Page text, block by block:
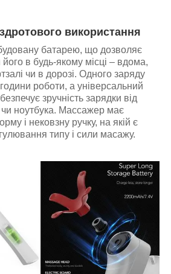
використання
батарею, що дозволяє
в будь-якому місці – вдома,
чи в дорозі. Одного заряду
роботи, а універсальний
зручність зарядки від
ноутбука. Массажер має
і нековзну ручку, на якій є
типу і сили масажу.